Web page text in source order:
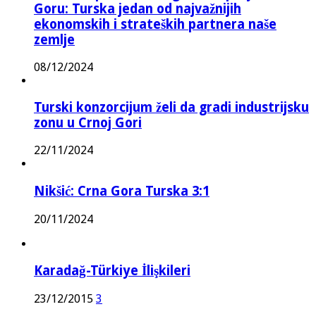
Goru: Turska jedan od najvažnijih
ekonomskih i strateških partnera naše
zemlje
08/12/2024
Turski konzorcijum želi da gradi industrijsku
zonu u Crnoj Gori
22/11/2024
Nikšić: Crna Gora Turska 3:1
20/11/2024
Karadağ-Türkiye İlişkileri
23/12/2015 3